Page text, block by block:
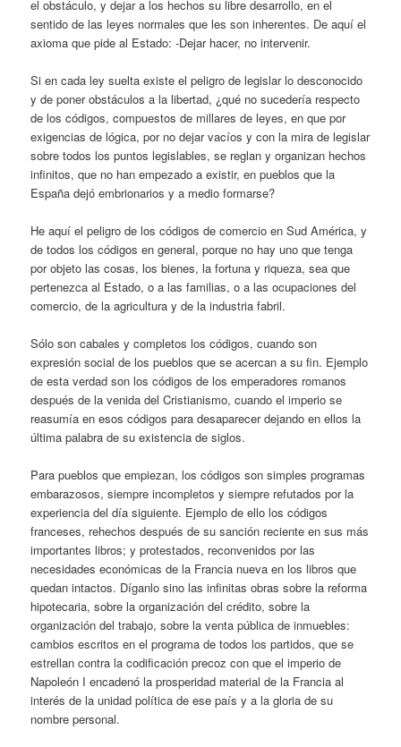
el obstáculo, y dejar a los hechos su libre desarrollo, en el
sentido de las leyes normales que les son inherentes. De aquí el
axioma que pide al Estado: -Dejar hacer, no intervenir.
Si en cada ley suelta existe el peligro de legislar lo desconocido
y de poner obstáculos a la libertad, ¿qué no sucedería respecto
de los códigos, compuestos de millares de leyes, en que por
exigencias de lógica, por no dejar vacíos y con la mira de legislar
sobre todos los puntos legislables, se reglan y organizan hechos
infinitos, que no han empezado a existir, en pueblos que la
España dejó embrionarios y a medio formarse?
He aquí el peligro de los códigos de comercio en Sud América, y
de todos los códigos en general, porque no hay uno que tenga
por objeto las cosas, los bienes, la fortuna y riqueza, sea que
pertenezca al Estado, o a las familias, o a las ocupaciones del
comercio, de la agricultura y de la industria fabril.
Sólo son cabales y completos los códigos, cuando son
expresión social de los pueblos que se acercan a su fin. Ejemplo
de esta verdad son los códigos de los emperadores romanos
después de la venida del Cristianismo, cuando el imperio se
reasumía en esos códigos para desaparecer dejando en ellos la
última palabra de su existencia de siglos.
Para pueblos que empiezan, los códigos son simples programas
embarazosos, siempre incompletos y siempre refutados por la
experiencia del día siguiente. Ejemplo de ello los códigos
franceses, rehechos después de su sanción reciente en sus más
importantes libros; y protestados, reconvenidos por las
necesidades económicas de la Francia nueva en los libros que
quedan intactos. Díganlo sino las infinitas obras sobre la reforma
hipotecaria, sobre la organización del crédito, sobre la
organización del trabajo, sobre la venta pública de inmuebles:
cambios escritos en el programa de todos los partidos, que se
estrellan contra la codificación precoz con que el imperio de
Napoleón I encadenó la prosperidad material de la Francia al
interés de la unidad política de ese país y a la gloria de su
nombre personal.